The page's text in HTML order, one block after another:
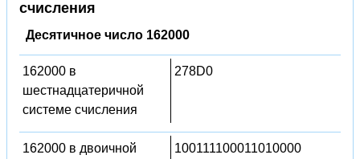
счисления
Десятичное число 162000
162000 в
шестнадцатеричной
системе счисления
278D0
162000 в двоичной
100111100011010000